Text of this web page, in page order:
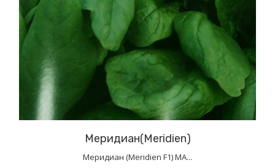
Меридиан(Meridien)
Меридиан (Meridien F1) MA...